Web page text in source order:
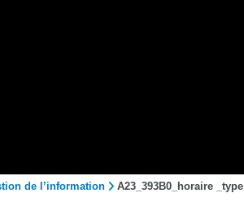
de l’information A23_393B0_horaire _type